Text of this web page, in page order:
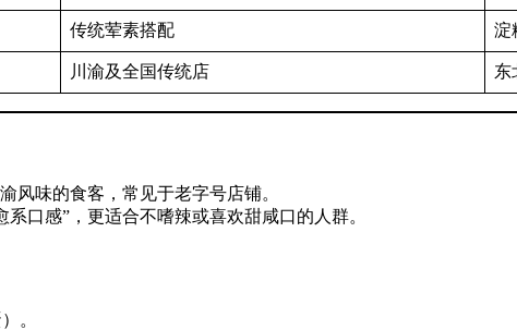
传统荤素搭配 淀
川渝及全国传统店 东
风味的食客，常见于老字号店铺。
系口感”，更适合不嗜辣或喜欢甜咸口的人群。
。